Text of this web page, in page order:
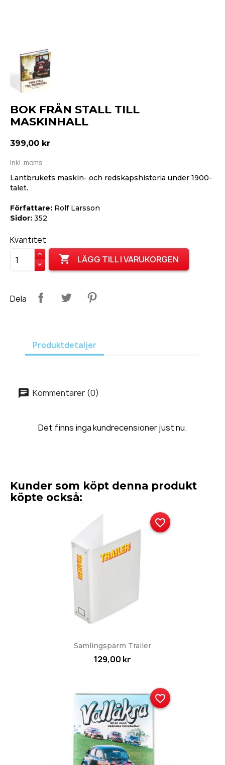
BOK FRÅN STALL TILL
MASKINHALL
399,00 kr
Inkl. moms
Lantbrukets maskin- och redskapshistoria under 1900-
talet.
Författare: Rolf Larsson
Sidor: 352
Kvantitet
 LÄGG TILL I VARUKORGEN
Dela
Produktdetaljer
Kommentarer (0)
Det finns inga kundrecensioner just nu.
Kunder som köpt denna produkt
köpte också:
Samlingspärm Trailer
129,00 kr
favorite_border
favorite_border